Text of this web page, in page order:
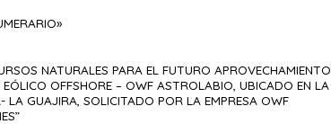
NATURALES PARA EL FUTURO APROVECHAMIENTO
OFFSHORE – OWF ASTROLABIO, UBICADO EN LA
LA GUAJIRA, SOLICITADO POR LA EMPRESA OWF